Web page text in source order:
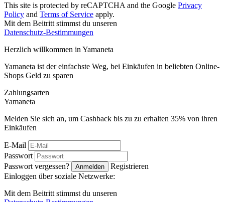
This site is protected by reCAPTCHA and the Google Privacy
Policy and Terms of Service apply.
Mit dem Beitritt stimmst du unseren
Datenschutz-Bestimmungen
Herzlich willkommen in Yamaneta
Yamaneta ist der einfachste Weg, bei Einkäufen in beliebten Online-
Shops Geld zu sparen
Zahlungsarten
Yamaneta
Melden Sie sich an, um Cashback bis zu zu erhalten 35% von ihren
Einkäufen
E-Mail
Passwort
Passwort vergessen?
Anmelden
Registrieren
Einloggen über soziale Netzwerke:
Mit dem Beitritt stimmst du unseren